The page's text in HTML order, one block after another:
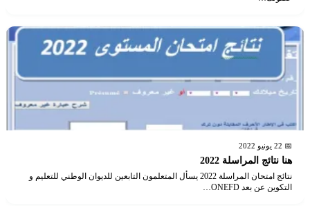
📅 22 يونيو 2022
هنا نتائج المراسلة 2022
نتائج امتحان المراسلة 2022 يسأل المتعلمون التابعين للديوان الوطني للتعليم و
التكوين عن بعد ONEFD…